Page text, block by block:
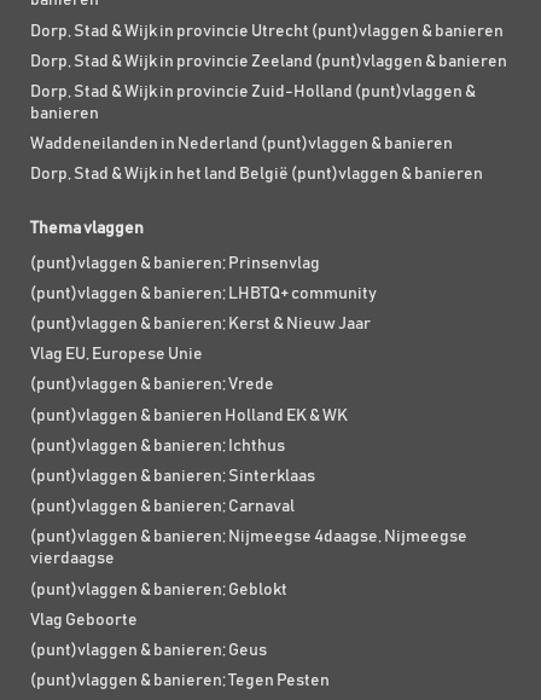
Dorp, Stad & Wijk in provincie Utrecht (punt)vlaggen & banieren
Dorp, Stad & Wijk in provincie Zeeland (punt)vlaggen & banieren
Dorp, Stad & Wijk in provincie Zuid-Holland (punt)vlaggen &
banieren
Waddeneilanden in Nederland (punt)vlaggen & banieren
Dorp, Stad & Wijk in het land België (punt)vlaggen & banieren
Thema vlaggen
(punt)vlaggen & banieren; Prinsenvlag
(punt)vlaggen & banieren; LHBTQ+ community
(punt)vlaggen & banieren; Kerst & Nieuw Jaar
Vlag EU, Europese Unie
(punt)vlaggen & banieren; Vrede
(punt)vlaggen & banieren Holland EK & WK
(punt)vlaggen & banieren; Ichthus
(punt)vlaggen & banieren; Sinterklaas
(punt)vlaggen & banieren; Carnaval
(punt)vlaggen & banieren; Nijmeegse 4daagse, Nijmeegse
vierdaagse
(punt)vlaggen & banieren; Geblokt
Vlag Geboorte
(punt)vlaggen & banieren; Geus
(punt)vlaggen & banieren; Tegen Pesten